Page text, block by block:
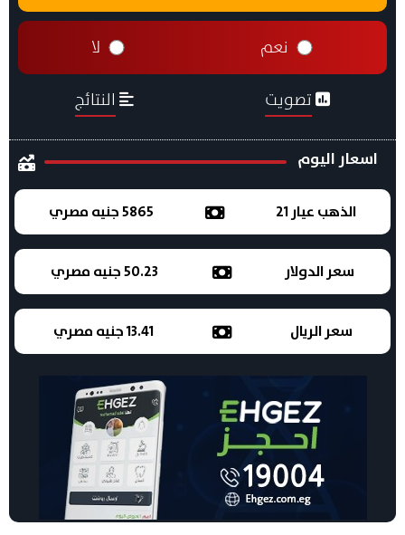
نعم لا
تصويت النتائج
اسعار اليوم
الذهب عيار 21 5865 جنيه مصري
سعر الدولار 50.23 جنيه مصري
سعر الريال 13.41 جنيه مصري